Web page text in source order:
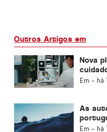
Outros Artigos em
Nova
em
Em - há
As
Em - há